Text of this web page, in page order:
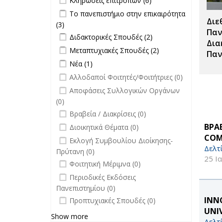
25
επιτροπών
Apply Το πανεπιστήμιο στην
επικαιρότητα filter
Το πανεπιστήμιο στην επικαιρότητα
(3)
επικαιρότητα filter
Apply Διδακτορικές Σπουδές filter
Διδακτορικές Σπουδές (2)
Σπουδές
Apply Μεταπτυχιακές Σπουδές filter
Μεταπτυχιακές Σπουδές (2)
Μεταπτυχιακές
Apply Νέα filter
Νέα (1)
undefined
Αλλοδαποί Φοιτητές/Φοιτήτριες (0)
undefined
Αποφάσεις Συλλογικών Οργάνων
(0)
undefined
Βραβεία / Διακρίσεις (0)
undefined
Διοικητικά Θέματα (0)
undefined
Εκλογή Συμβουλίου Διοίκησης-
Πρύτανη (0)
undefined
Φοιτητική Μέριμνα (0)
undefined
Περιοδικές Εκδόσεις
Πανεπιστημίου (0)
undefined
Προπτυχιακές Σπουδές (0)
Show more